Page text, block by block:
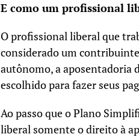
E como um profissional
O profissional liberal que
considerado um
autônomo, a aposentadoria
escolhido para fazer seus
Ao passo que o Plano
liberal somente o direito à